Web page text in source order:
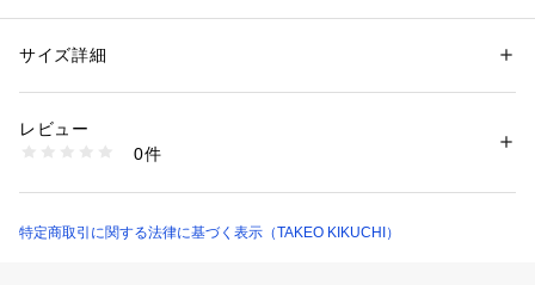
目が細かく、適度に柔らかいコットンツイル素材を使用してい
深すぎないシルエットで、どなたでもバランス良くかぶりこな
性別：メンズ
素材：本体: コットン100％ ししゅう糸: 上糸 レーヨン100％ 下糸 ポリエ
生産国：中国製
1095800005542
サイズ詳細
レビュー
0件
特定商取引に関する法律に基づく表示（TAKEO KIKUCHI）